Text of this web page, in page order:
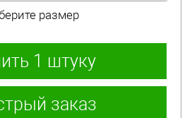
размер
1 штуку
заказ